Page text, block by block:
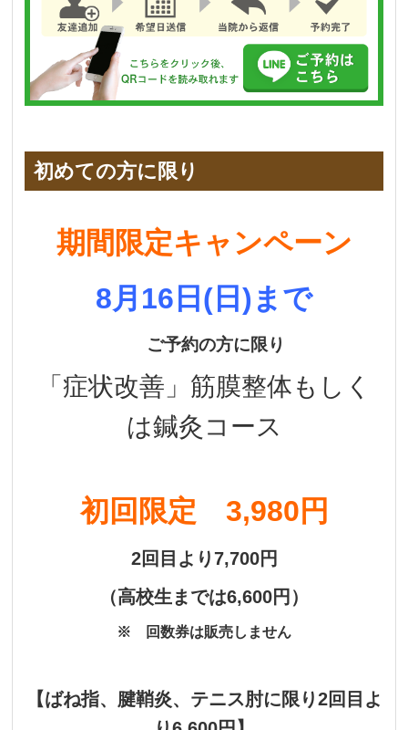
初めての方に限り
期間限定キャンペーン
8月16 日(日) まで
ご予約の方に限り
「症状改善」筋膜整体もしく
は鍼灸コース
初回限定 3,980円
2回目より7,700円
（高校生までは6,600円）
※ 回数券は販売しません
【ばね指、腱鞘炎、テニス肘に限り2回目よ